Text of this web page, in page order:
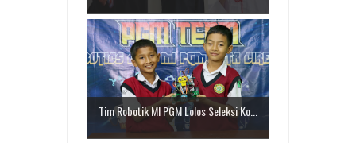
Tim Robotik MI PGM Lolos Seleksi Ko...